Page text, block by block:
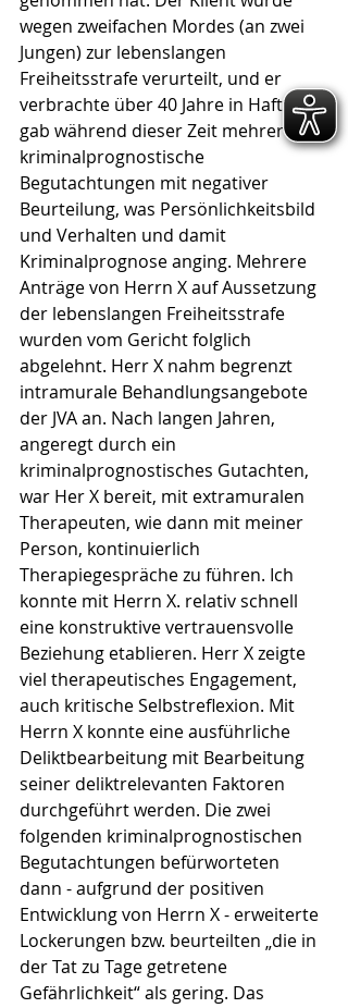
wegen zweifachen Mordes (an zwei
Jungen) zur lebenslangen
Freiheitsstrafe verurteilt, und er
verbrachte über 40 Jahre in Haft. Es
gab während dieser Zeit mehrere
kriminalprognostische
Begutachtungen mit negativer
Beurteilung, was Persönlichkeitsbild
und Verhalten und damit
Kriminalprognose anging. Mehrere
Anträge von Herrn X auf Aussetzung
der lebenslangen Freiheitsstrafe
wurden vom Gericht folglich
abgelehnt. Herr X nahm begrenzt
intramurale Behandlungsangebote
der JVA an. Nach langen Jahren,
angeregt durch ein
kriminalprognostisches Gutachten,
war Her X bereit, mit extramuralen
Therapeuten, wie dann mit meiner
Person, kontinuierlich
Therapiegespräche zu führen. Ich
konnte mit Herrn X. relativ schnell
eine konstruktive vertrauensvolle
Beziehung etablieren. Herr X zeigte
viel therapeutisches Engagement,
auch kritische Selbstreflexion. Mit
Herrn X konnte eine ausführliche
Deliktbearbeitung mit Bearbeitung
seiner deliktrelevanten Faktoren
durchgeführt werden. Die zwei
folgenden kriminalprognostischen
Begutachtungen befürworteten
dann - aufgrund der positiven
Entwicklung von Herrn X - erweiterte
Lockerungen bzw. beurteilten „die in
der Tat zu Tage getretene
Gefährlichkeit“ als gering. Das